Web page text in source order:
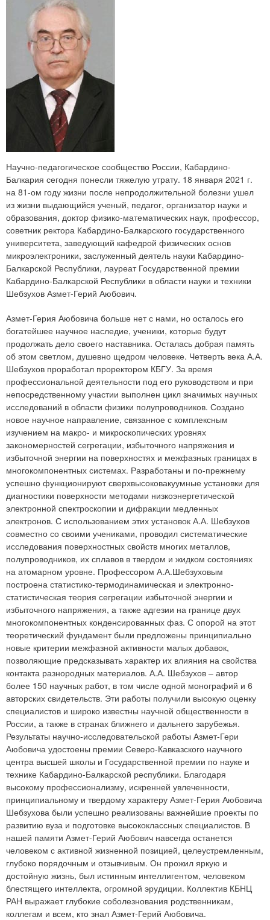
Научно-педагогическое сообщество России, Кабардино-
Балкария сегодня понесли тяжелую утрату. 18 января 2021 г.
на 81-ом году жизни после непродолжительной болезни ушел
из жизни выдающийся ученый, педагог, организатор науки и
образования, доктор физико-математических наук, профессор,
советник ректора Кабардино-Балкарского государственного
университета, заведующий кафедрой физических основ
микроэлектроники, заслуженный деятель науки Кабардино-
Балкарской Республики, лауреат Государственной премии
Кабардино-Балкарской Республики в области науки и техники
Шебзухов Азмет-Герий Аюбович.
Азмет-Герия Аюбовича больше нет с нами, но осталось его
богатейшее научное наследие, ученики, которые будут
продолжать дело своего наставника. Осталась добрая память
об этом светлом, душевно щедром человеке. Четверть века А.А.
Шебзухов проработал проректором КБГУ. За время
профессиональной деятельности под его руководством и при
непосредственному участии выполнен цикл значимых научных
исследований в области физики полупроводников. Создано
новое научное направление, связанное с комплексным
изучением на макро- и микроскопических уровнях
закономерностей сегрегации, избыточного напряжения и
избыточной энергии на поверхностях и межфазных границах в
многокомпонентных системах. Разработаны и по-прежнему
успешно функционируют сверхвысоковакуумные установки для
диагностики поверхности методами низкоэнергетической
электронной спектроскопии и дифракции медленных
электронов. С использованием этих установок А.А. Шебзухов
совместно со своими учениками, проводил систематические
исследования поверхностных свойств многих металлов,
полупроводников, их сплавов в твердом и жидком состояниях
на атомарном уровне. Профессором А.А.Шебзуховым
построена статистико-термодинамическая и электронно-
статистическая теория сегрегации избыточной энергии и
избыточного напряжения, а также адгезии на границе двух
многокомпонентных конденсированных фаз. С опорой на этот
теоретический фундамент были предложены принципиально
новые критерии межфазной активности малых добавок,
позволяющие предсказывать характер их влияния на свойства
контакта разнородных материалов. А.А. Шебзухов – автор
более 150 научных работ, в том числе одной монографий и 6
авторских свидетельств. Эти работы получили высокую оценку
специалистов и широко известны научной общественности в
России, а также в странах ближнего и дальнего зарубежья.
Результаты научно-исследовательской работы Азмет-Гери
Аюбовича удостоены премии Северо-Кавказского научного
центра высшей школы и Государственной премии по науке и
технике Кабардино-Балкарской республики. Благодаря
высокому профессионализму, искренней увлеченности,
принципиальному и твердому характеру Азмет-Герия Аюбовича
Шебзухова были успешно реализованы важнейшие проекты по
развитию вуза и подготовке высококлассных специалистов. В
нашей памяти Азмет-Герий Аюбович навсегда останется
человеком с активной жизненной позицией, целеустремленным,
глубоко порядочным и отзывчивым. Он прожил яркую и
достойную жизнь, был истинным интеллигентом, человеком
блестящего интеллекта, огромной эрудиции. Коллектив КБНЦ
РАН выражает глубокие соболезнования родственникам,
коллегам и всем, кто знал Азмет-Герий Аюбовича.